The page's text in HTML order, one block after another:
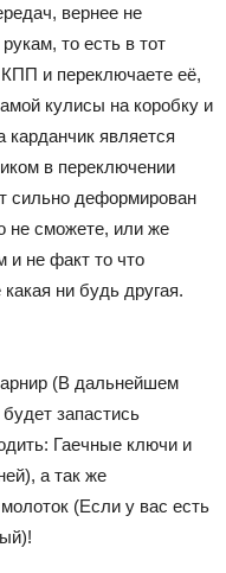
вернее не
то есть в тот
и переключаете её,
кулисы на коробку и
является
в переключении
сильно деформирован
не сможете, или же
и не факт то что
ни будь другая.
(В дальнейшем
запастись
Гаечные ключи и
а так же
(Если у вас есть